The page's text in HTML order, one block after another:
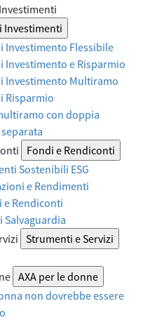
Investimenti
Investimento Flessibile
Investimento e Risparmio
Investimento Multiramo
Risparmio
con doppia
Fondi e Rendiconti
Sostenibili ESG
e Rendimenti
e Rendiconti
Salvaguardia
Strumenti e Servizi
AXA per le donne
non dovrebbe essere